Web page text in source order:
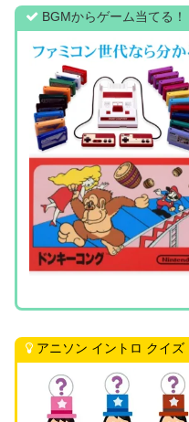
BGMからゲーム当てる
アニソン イントロ クイ